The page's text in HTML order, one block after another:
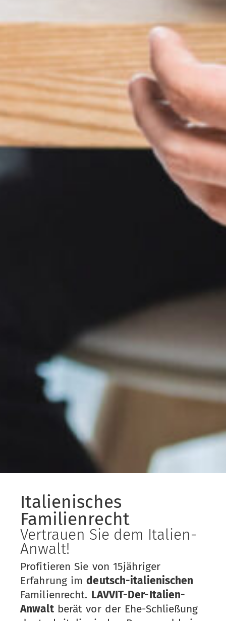
Italienisches
Familienrecht
Vertrauen Sie dem Italien-
Anwalt!
Profitieren Sie von 15jähriger
Erfahrung imdeutsch-italienischen
Familienrecht. LAVVIT-Der-Italien-
Anwaltberät vor der Ehe-Schließung